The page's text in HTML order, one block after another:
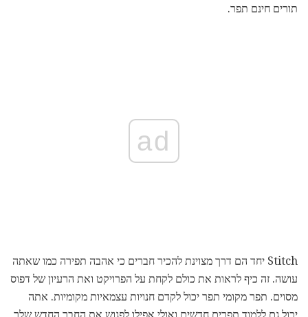
תורים חינם תפר.
ad
Stitch יחד הם דרך מצוינת להכיר חברים כי אהבה תפירה כמו שאתה
עושה. זה כיף לראות את כולם לקחת על הפרויקט ואת הרעיון של דפוס
מסוים. תפר מקומי תפר יכול לקדם חנויות עצמאיות מקומיות. אתה